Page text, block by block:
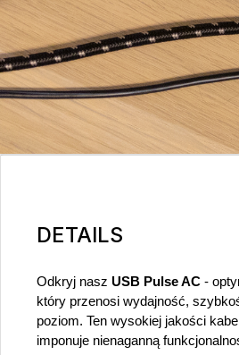
DETAILS
Odkryj nasz USB Pulse AC -
który przenosi wydajność,
poziom. Ten wysokiej jakości
imponuje nienaganną